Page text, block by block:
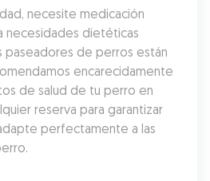
necesite medicación
necesidades dietéticas
paseadores de perros están
encarecidamente
de salud de tu perro en
reserva para garantizar
perfectamente a las